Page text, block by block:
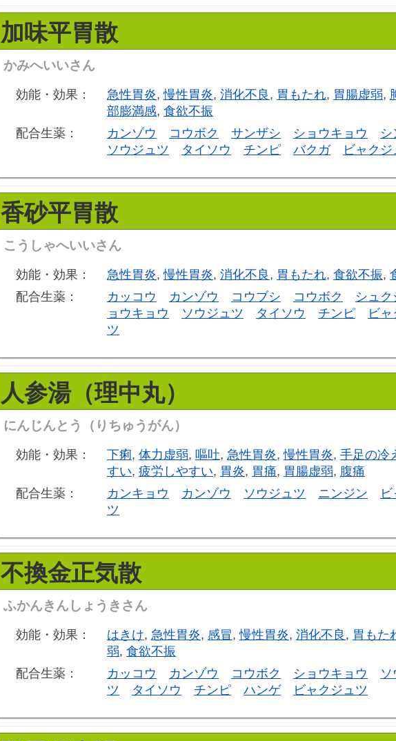
加味平胃散
かみへいいさん
効能・効果： 急性胃炎,慢性胃炎, 消化不良 , 胃もたれ, 胃腸虚弱,
部膨満感, 食欲不振
配合生薬：
カンゾウ コウボク サンザシ ショウキョウ
シ
ソウジュツ
タイソウ チンピ バクガ ビャクジ
香砂平胃散
こうしゃへいいさん
効能・効果： 急性胃炎,慢性胃炎, 消化不良 , 胃もたれ, 食欲不振,
配合生薬：
カッコウ カンゾウ コウブシ コウボク シュク
ョウキョウ
ソウジュツ タイソウ チンピ
ビャ
ツ
人参湯（理中丸）
にんじんとう（りちゅうがん）
効能・効果： 下痢, 体力虚弱, 嘔吐, 急性胃炎,慢性胃炎, 手足の冷
すい, 疲労しやすい, 胃炎, 胃痛, 胃腸虚弱, 腹痛
配合生薬：
カンキョウ カンゾウ ソウジュツ ニンジン
ツ
不換金正気散
ふかんきんしょうきさん
効能・効果： はきけ, 急性胃炎, 感冒,慢性胃炎, 消化不良 , 胃もた
弱, 食欲不振
配合生薬：
カッコウ カンゾウ コウボク ショウキョウ
ソ
ツ
タイソウ チンピ ハンゲ ビャクジュツ